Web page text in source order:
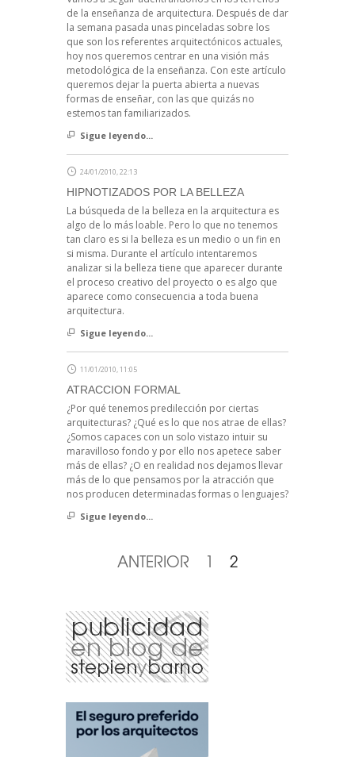
de la enseñanza de arquitectura. Después de dar
la semana pasada unas pinceladas sobre los
que son los referentes arquitectónicos actuales,
hoy nos queremos centrar en una visión más
metodológica de la enseñanza. Con este artículo
queremos dejar la puerta abierta a nuevas
formas de enseñar, con las que quizás no
estemos tan familiarizados.
Sigue leyendo...
24/01/2010, 22:13
HIPNOTIZADOS POR LA BELLEZA
La búsqueda de la belleza en la arquitectura es
algo de lo más loable. Pero lo que no tenemos
tan claro es si la belleza es un medio o un fin en
si misma. Durante el artículo intentaremos
analizar si la belleza tiene que aparecer durante
el proceso creativo del proyecto o es algo que
aparece como consecuencia a toda buena
arquitectura.
Sigue leyendo...
11/01/2010, 11:05
ATRACCION FORMAL
¿Por qué tenemos predilección por ciertas
arquitecturas? ¿Qué es lo que nos atrae de ellas?
¿Somos capaces con un solo vistazo intuir su
maravilloso fondo y por ello nos apetece saber
más de ellas? ¿O en realidad nos dejamos llevar
más de lo que pensamos por la atracción que
nos producen determinadas formas o lenguajes?
Sigue leyendo...
ANTERIOR 1 2